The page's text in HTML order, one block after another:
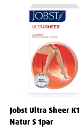
Jobst Ultra Sheer
Natur S 1par